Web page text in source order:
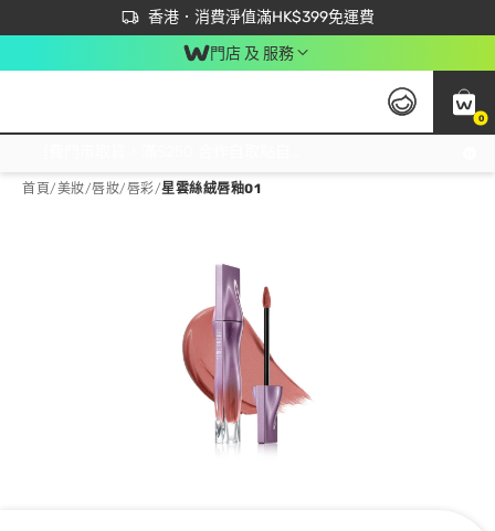
香港．消費淨值滿HK$399免運費
立即成為易賞錢會員盡享獨家優惠
首次APP下單買滿$450 輸入 NEWAPP 即減$50
門店 及 服務
0
首頁/美妝/唇妝/唇彩/星雲絲絨唇釉01